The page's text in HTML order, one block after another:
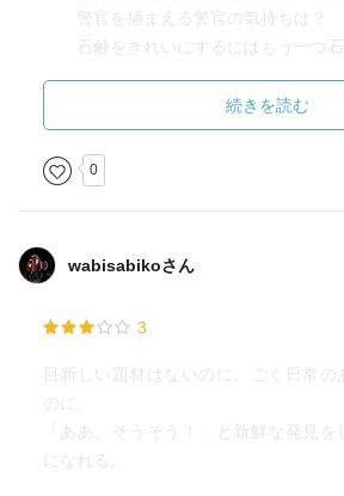
警官を捕まえる警官の気持ちは？
石鹸をきれいにするにはもう一つ石
子供の頃は、物が高価だったこと
のは一つしか持ってはいけない、と思
ば、傘。ハサミ。爪切り。靴。ラジオ
傷だらけの茄子
何か日常を離れ、非日常が現れるよう
続きを読む
0
wabisabikoさん
3
目新しい題材はないのに、ごく日常の
のに、
「ああ、そうそう！」と新鮮な発見
になれる。